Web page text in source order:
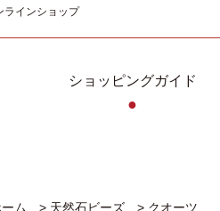
ラインショップ
ショッピングガイド
●
ーム > 天然石ビーズ > クオーツ